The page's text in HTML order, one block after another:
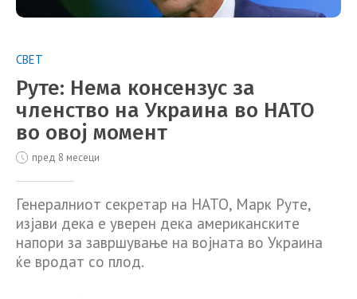
СВЕТ
Руте: Нема консензус за
членство на Украина во НАТО
во овој момент
пред 8 месеци
Генералниот секретар на НАТО, Марк Руте,
изјави дека е уверен дека американските
напори за завршување на војната во Украина
ќе вродат со плод.